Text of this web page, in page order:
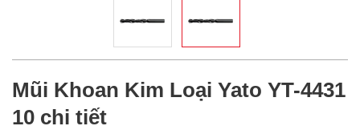
Mũi Khoan Kim Loại Yato YT-4431
10 chi tiết